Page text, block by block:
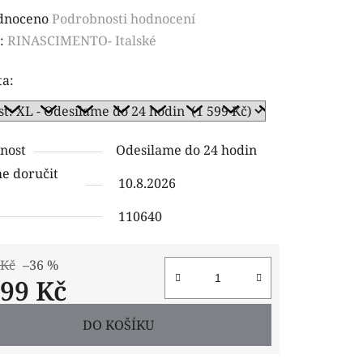
Podrobnosti hodnocení
RINASCIMENTO- Italské
Odesilame do 24 hodin
doručit
10.8.2026
110640
–36 %
Kč
DO KOŠÍKU